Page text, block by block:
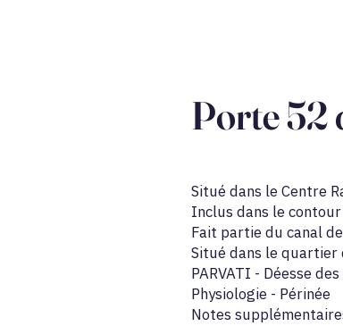
Porte 52
Situé dans le Centre
Inclus dans le
Fait partie du canal
Situé dans le
PARVATI - Déesse
Physiologie - Périnée
Notes